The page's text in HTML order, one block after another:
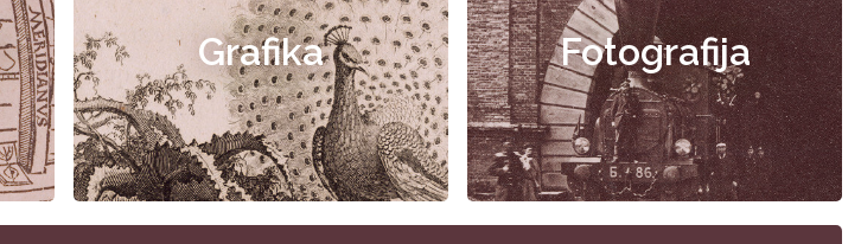
Grafika Fotografija